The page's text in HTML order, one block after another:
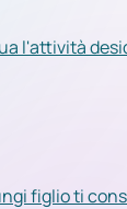
l'attività
figlio ti